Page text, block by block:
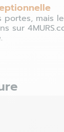
portes, mais
sur